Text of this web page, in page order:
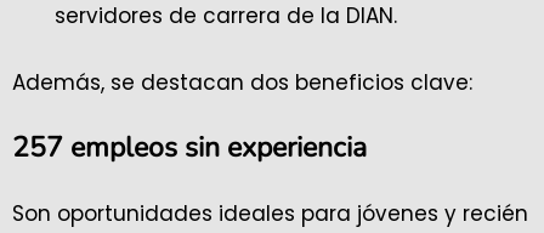
servidores de carrera de la DIAN.
Además, se destacan dos beneficios clave:
257 empleos sin experiencia
Son oportunidades ideales para jóvenes y recién